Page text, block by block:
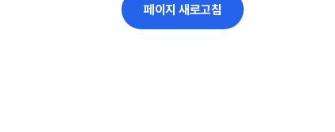
페이지 새로고침